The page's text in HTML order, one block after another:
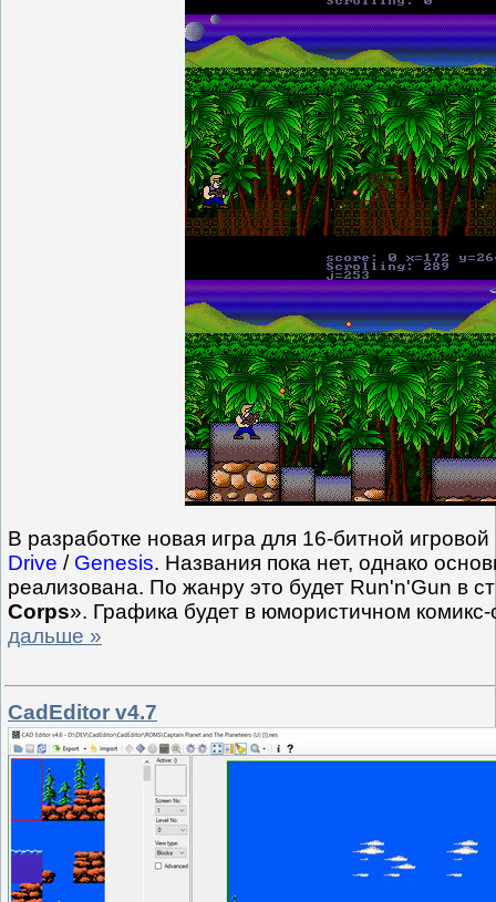
В разработке новая игра для 16-битной
Drive / Genesis. Названия пока нет, однако
реализована. По жанру это будет Run'n'Gun в
Corps». Графика будет в юмористичном
дальше »
CadEditor v4.7